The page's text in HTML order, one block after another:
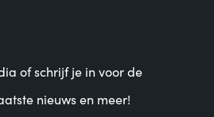
of schrijf je in voor de
nieuws en meer!